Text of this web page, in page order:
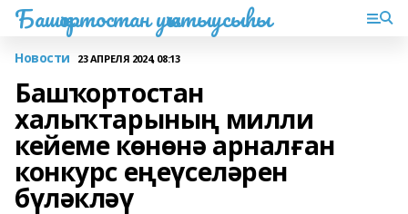
Башҡортостан уҡытыусыһы
Новости 23 АПРЕЛЯ 2024, 08:13
Башҡортостан
халыҡтарының милли
кейеме көнөнә арналған
конкурс еңеүселәрен
бүләкләү